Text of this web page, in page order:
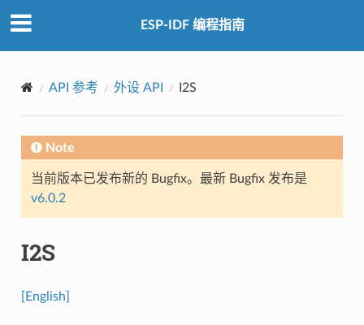
ESP-IDF 编程指南
API 参考 外设 API I2S
Note
当前版本已发布新的 Bugfix。最新 Bugfix 发布是
v6.0.2
I2S
[English]